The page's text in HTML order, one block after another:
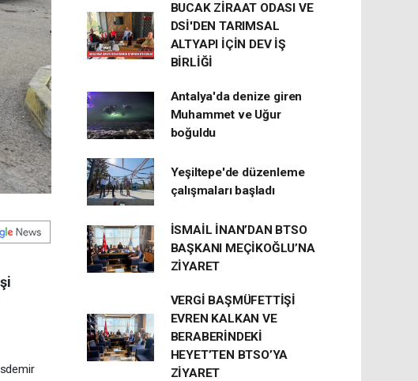
BUCAK ZİRAAT ODASI VE
DSİ'DEN TARIMSAL
ALTYAPI İÇİN DEV İŞ
BİRLİĞİ
Antalya'da denize giren
Muhammet ve Uğur
boğuldu
Yeşiltepe'de düzenleme
çalışmaları başladı
İSMAİL İNAN’DAN BTSO
BAŞKANI MEÇİKOĞLU’NA
ZİYARET
VERGİ BAŞMÜFETTİŞİ
EVREN KALKAN VE
BERABERİNDEKİ
HEYET’TEN BTSO’YA
ZİYARET